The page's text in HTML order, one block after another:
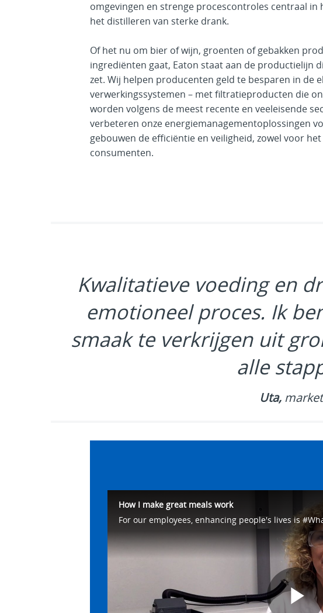
omgevingen en strenge procescontroles centraal in
het distilleren van sterke drank.
Of het nu om bier of wijn, groenten of gebakken
ingrediënten gaat, Eaton staat aan de productielijn
zet. Wij helpen producenten geld te besparen in de
verwerkingssystemen – met filtratieproducten die
worden volgens de meest recente en veeleisende
verbeteren onze energiemanagementoplossingen
gebouwen de efficiëntie en veiligheid, zowel voor
consumenten.
Kwalitatieve voeding en
emotioneel proces. Ik
smaak te verkrijgen uit
alle
Uta,
How I make great meals work